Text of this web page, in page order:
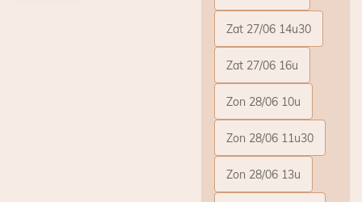
Zat 27/06 14u30
Zat 27/06 16u
Zon 28/06 10u
Zon 28/06 11u30
Zon 28/06 13u